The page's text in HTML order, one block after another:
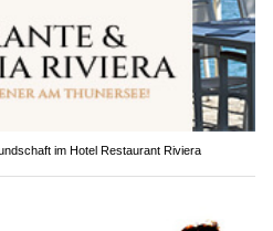
im Hotel Restaurant Riviera